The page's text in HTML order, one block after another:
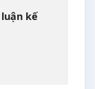
kế